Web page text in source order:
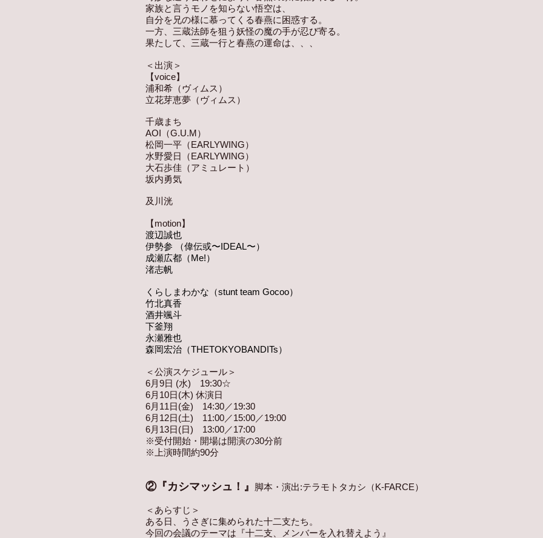
家族と言うモノを知らない悟空は、
自分を兄の様に慕ってくる春燕に困惑する。
一方、三蔵法師を狙う妖怪の魔の手が忍び寄る。
果たして、三蔵一行と春燕の運命は、、、
＜出演＞
【voice】
浦和希（ヴィムス）
立花芽恵夢（ヴィムス）
千歳まち
AOI（G.U.M）
松岡一平（EARLYWING）
水野愛日（EARLYWING）
大石歩佳（アミュレート）
坂内勇気
及川洸
【motion】
渡辺誠也
伊勢参 （偉伝或〜IDEAL〜）
成瀬広都（Me!）
渚志帆
くらしまわかな（stunt team Gocoo）
竹北真香
酒井颯斗
下釜翔
永瀬雅也
森岡宏治（THETOKYOBANDITs）
＜公演スケジュール＞
6月9日 (水) 19:30☆
6月10日(木) 休演日
6月11日(金) 14:30／19:30
6月12日(土) 11:00／15:00／19:00
6月13日(日) 13:00／17:00
※受付開始・開場は開演の30分前
※上演時間約90分
②『カシマッシュ！』 脚本・演出:テラモトタカシ（K-FARCE）
＜あらすじ＞
ある日、うさぎに集められた十二支たち。
今回の会議のテーマは『十二支、メンバーを入れ替えよう』